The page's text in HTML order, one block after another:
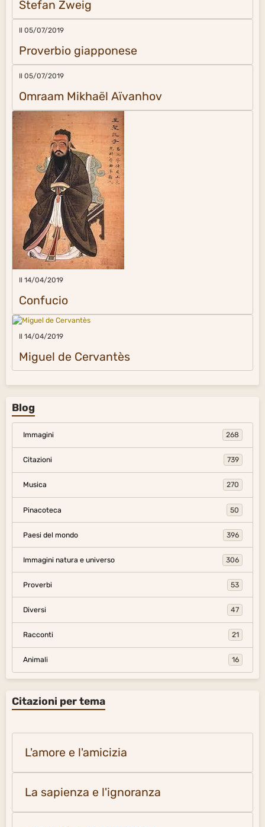
Stefan Zweig
Il 05/07/2019
Proverbio giapponese
Il 05/07/2019
Omraam Mikhaël Aïvanhov
Il 14/04/2019
Confucio
Il 14/04/2019
Miguel de Cervantès
Blog
Immagini 268
Citazioni 739
Musica 270
Pinacoteca 50
Paesi del mondo 396
Immagini natura e universo 306
Proverbi 53
Diversi 47
Racconti 21
Animali 16
Citazioni per tema
L'amore e l'amicizia
La sapienza e l'ignoranza